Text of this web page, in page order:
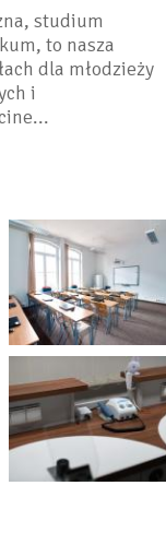
studium
to nasza
dla młodzieży
i